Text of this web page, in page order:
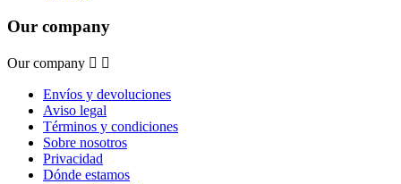
Our company
Our company  
Envíos y devoluciones
Aviso legal
Términos y condiciones
Sobre nosotros
Privacidad
Dónde estamos